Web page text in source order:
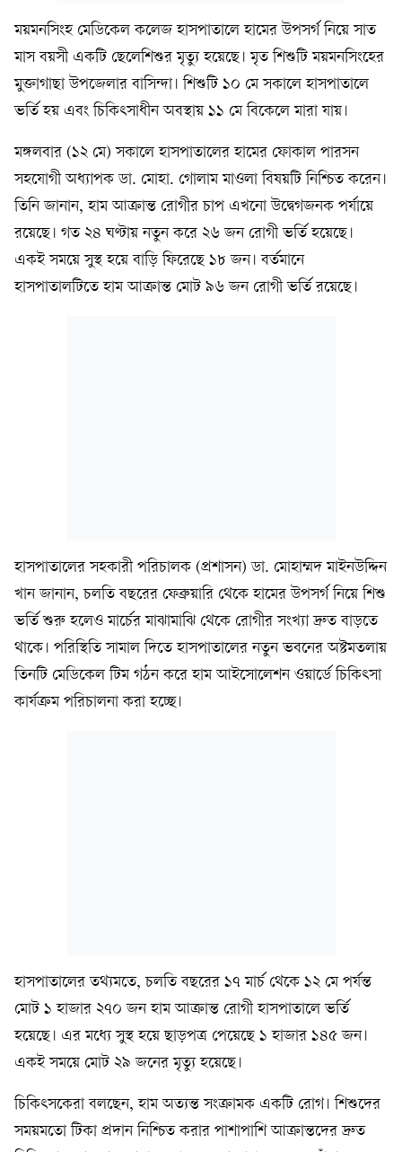
ময়মনসিংহ মেডিকেল কলেজ হাসপাতালে হামের উপসর্গ নিয়ে সাত
মাস বয়সী একটি ছেলেশিশুর মৃত্যু হয়েছে। মৃত শিশুটি ময়মনসিংহের
মুক্তাগাছা উপজেলার বাসিন্দা। শিশুটি ১০ মে সকালে হাসপাতালে
ভর্তি হয় এবং চিকিৎসাধীন অবস্থায় ১১ মে বিকেলে মারা যায়।
মঙ্গলবার (১২ মে) সকালে হাসপাতালের হামের ফোকাল পারসন
সহযোগী অধ্যাপক ডা. মোহা. গোলাম মাওলা বিষয়টি নিশ্চিত করেন।
তিনি জানান, হাম আক্রান্ত রোগীর চাপ এখনো উদ্বেগজনক পর্যায়ে
রয়েছে। গত ২৪ ঘণ্টায় নতুন করে ২৬ জন রোগী ভর্তি হয়েছে।
একই সময়ে সুস্থ হয়ে বাড়ি ফিরেছে ১৮ জন। বর্তমানে
হাসপাতালটিতে হাম আক্রান্ত মোট ৯৬ জন রোগী ভর্তি রয়েছে।
হাসপাতালের সহকারী পরিচালক (প্রশাসন) ডা. মোহাম্মদ মাইনউদ্দিন
খান জানান, চলতি বছরের ফেব্রুয়ারি থেকে হামের উপসর্গ নিয়ে শিশু
ভর্তি শুরু হলেও মার্চের মাঝামাঝি থেকে রোগীর সংখ্যা দ্রুত বাড়তে
থাকে। পরিস্থিতি সামাল দিতে হাসপাতালের নতুন ভবনের অষ্টমতলায়
তিনটি মেডিকেল টিম গঠন করে হাম আইসোলেশন ওয়ার্ডে চিকিৎসা
কার্যক্রম পরিচালনা করা হচ্ছে।
হাসপাতালের তথ্যমতে, চলতি বছরের ১৭ মার্চ থেকে ১২ মে পর্যন্ত
মোট ১ হাজার ২৭০ জন হাম আক্রান্ত রোগী হাসপাতালে ভর্তি
হয়েছে। এর মধ্যে সুস্থ হয়ে ছাড়পত্র পেয়েছে ১ হাজার ১৪৫ জন।
একই সময়ে মোট ২৯ জনের মৃত্যু হয়েছে।
চিকিৎসকেরা বলছেন, হাম অত্যন্ত সংক্রামক একটি রোগ। শিশুদের
সময়মতো টিকা প্রদান নিশ্চিত করার পাশাপাশি আক্রান্তদের দ্রুত